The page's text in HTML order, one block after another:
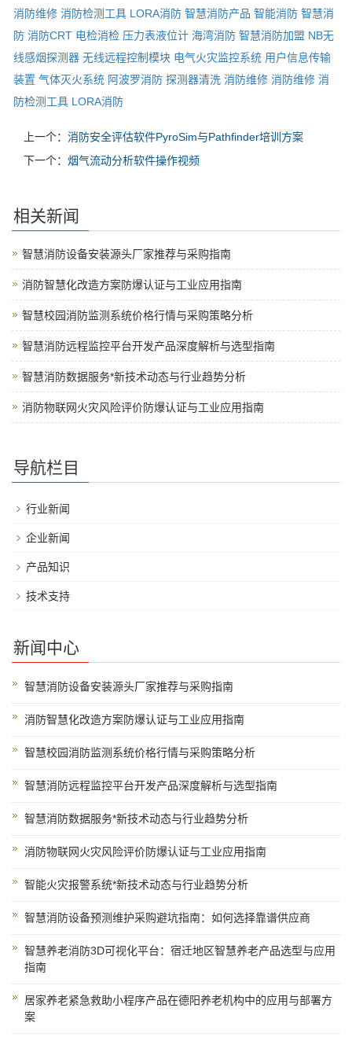
消防维修 消防检测工具 LORA消防 智慧消防产品 智能消防 智慧消
防 消防CRT 电检消检 压力表液位计 海湾消防 智慧消防加盟 NB无
线感烟探测器 无线远程控制模块 电气火灾监控系统 用户信息传输
装置 气体灭火系统 阿波罗消防 探测器清洗 消防维修 消防维修 消
防检测工具 LORA消防
上一个： 消防安全评估软件PyroSim与Pathfinder培训方案
下一个： 烟气流动分析软件操作视频
相关新闻
智慧消防设备安装源头厂家推荐与采购指南
消防智慧化改造方案防爆认证与工业应用指南
智慧校园消防监测系统价格行情与采购策略分析
智慧消防远程监控平台开发产品深度解析与选型指南
智慧消防数据服务*新技术动态与行业趋势分析
消防物联网火灾风险评价防爆认证与工业应用指南
导航栏目
行业新闻
企业新闻
产品知识
技术支持
新闻中心
智慧消防设备安装源头厂家推荐与采购指南
消防智慧化改造方案防爆认证与工业应用指南
智慧校园消防监测系统价格行情与采购策略分析
智慧消防远程监控平台开发产品深度解析与选型指南
智慧消防数据服务*新技术动态与行业趋势分析
消防物联网火灾风险评价防爆认证与工业应用指南
智能火灾报警系统*新技术动态与行业趋势分析
智慧消防设备预测维护采购避坑指南：如何选择靠谱供应商
智慧养老消防3D可视化平台：宿迁地区智慧养老产品选型与应用
指南
居家养老紧急救助小程序产品在德阳养老机构中的应用与部署方
案